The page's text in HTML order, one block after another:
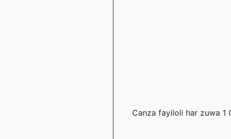
Canza fayiloli har zuwa 1